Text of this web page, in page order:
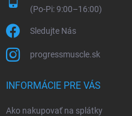
Sledujte Nás
progressmuscle.sk
INFORMÁCIE PRE VÁS
Ako nakupovať na splátky